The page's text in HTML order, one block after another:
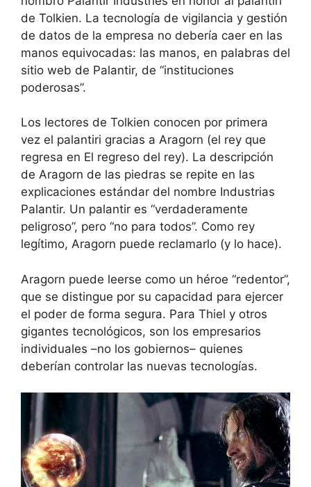
de Tolkien. La tecnología de vigilancia y gestión
de datos de la empresa no debería caer en las
manos equivocadas: las manos, en palabras del
sitio web de Palantir, de “instituciones
poderosas”.
Los lectores de Tolkien conocen por primera
vez el palantiri gracias a Aragorn (el rey que
regresa en El regreso del rey). La descripción
de Aragorn de las piedras se repite en las
explicaciones estándar del nombre Industrias
Palantir. Un palantir es “verdaderamente
peligroso”, pero “no para todos”. Como rey
legítimo, Aragorn puede reclamarlo (y lo hace).
Aragorn puede leerse como un héroe “redentor”,
que se distingue por su capacidad para ejercer
el poder de forma segura. Para Thiel y otros
gigantes tecnológicos, son los empresarios
individuales –no los gobiernos– quienes
deberían controlar las nuevas tecnologías.